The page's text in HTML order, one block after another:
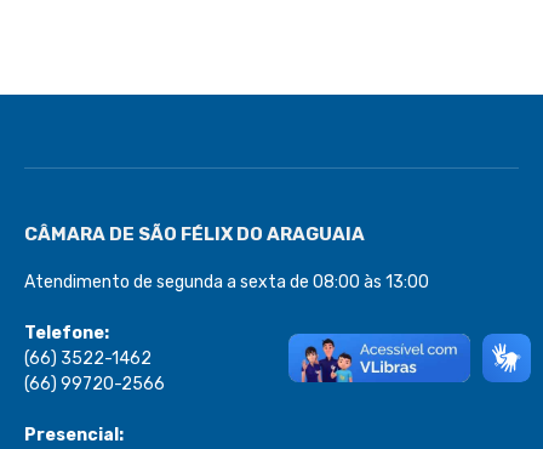
CÂMARA DE SÃO FÉLIX DO ARAGUAIA
Atendimento de segunda a sexta de 08:00 às 13:00
Telefone:
(66) 3522-1462
(66) 99720-2566
Presencial: